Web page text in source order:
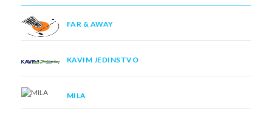
FAR & AWAY
KAVIM JEDINSTVO
MILA